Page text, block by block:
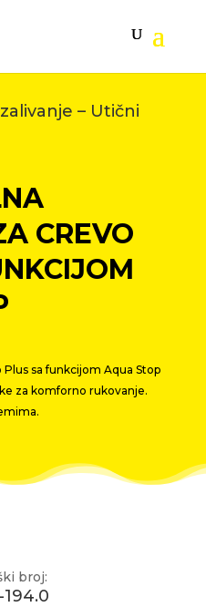
– Utični
CREVO
sa funkcijom Aqua Stop
za komforno rukovanje.
broj: